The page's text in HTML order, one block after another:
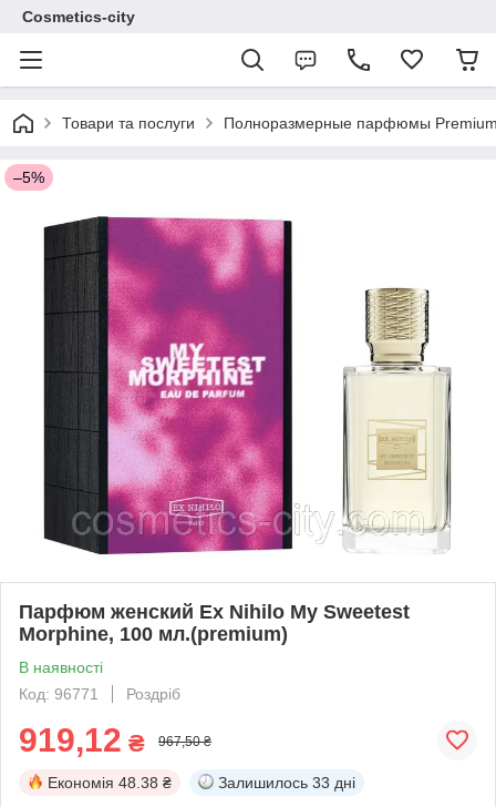
Cosmetics-city
Товари та послуги Полноразмерные парфюмы Premium
–5%
Парфюм женский Ex Nihilo My Sweetest
Morphine, 100 мл.(premium)
В наявності
Код: 96771
Роздріб
919,12 ₴ 967,50 ₴
Економія 48.38 ₴ Залишилось 33 дні